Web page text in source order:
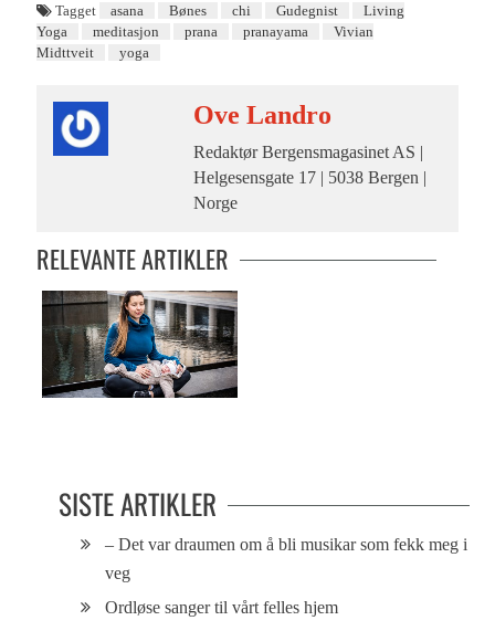
Tagget asana Bønes chi Gudegnist
Living
Yoga
meditasjon prana pranayama
Vivian
Midttveit
yoga
Ove Landro
Redaktør Bergensmagasinet AS |
Helgesensgate 17 | 5038 Bergen |
Norge
RELEVANTE ARTIKLER
SISTE ARTIKLER
– Det var draumen om å bli musikar som fekk meg i
veg
Ordløse sanger til vårt felles hjem